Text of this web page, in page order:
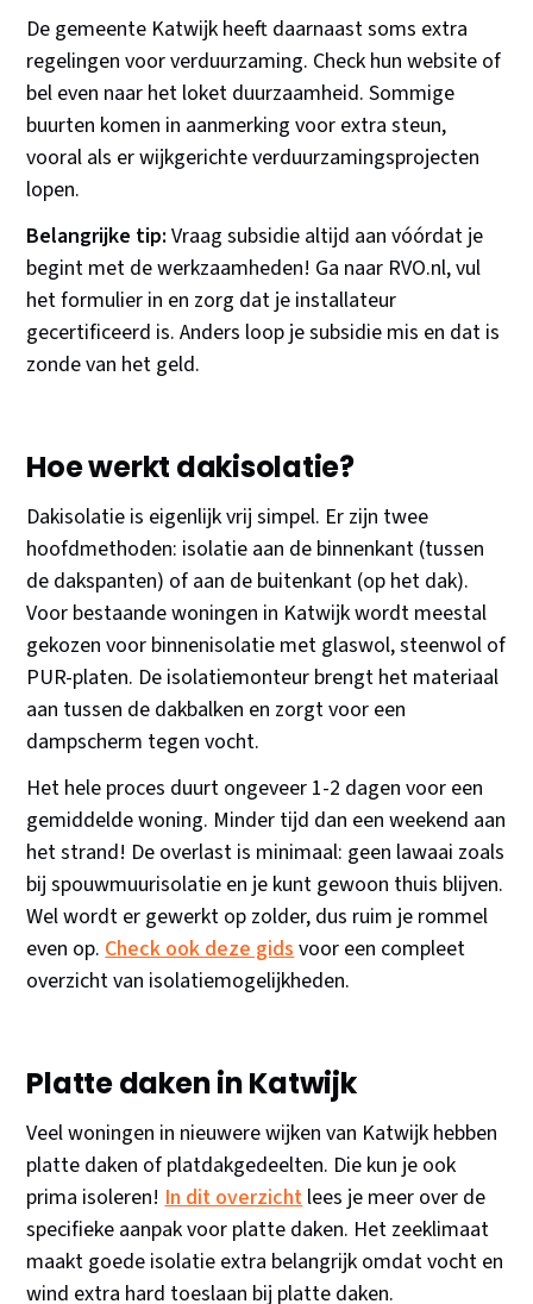
De gemeente Katwijk heeft daarnaast soms extra
regelingen voor verduurzaming. Check hun website of
bel even naar het loket duurzaamheid. Sommige
buurten komen in aanmerking voor extra steun,
vooral als er wijkgerichte verduurzamingsprojecten
lopen.
Belangrijke tip: Vraag subsidie altijd aan vóórdat je
begint met de werkzaamheden! Ga naar RVO.nl, vul
het formulier in en zorg dat je installateur
gecertificeerd is. Anders loop je subsidie mis en dat is
zonde van het geld.
Hoe werkt dakisolatie?
Dakisolatie is eigenlijk vrij simpel. Er zijn twee
hoofdmethoden: isolatie aan de binnenkant (tussen
de dakspanten) of aan de buitenkant (op het dak).
Voor bestaande woningen in Katwijk wordt meestal
gekozen voor binnenisolatie met glaswol, steenwol of
PUR-platen. De isolatiemonteur brengt het materiaal
aan tussen de dakbalken en zorgt voor een
dampscherm tegen vocht.
Het hele proces duurt ongeveer 1-2 dagen voor een
gemiddelde woning. Minder tijd dan een weekend aan
het strand! De overlast is minimaal: geen lawaai zoals
bij spouwmuurisolatie en je kunt gewoon thuis blijven.
Wel wordt er gewerkt op zolder, dus ruim je rommel
even op.Check ook deze gidsvoor een compleet
overzicht van isolatiemogelijkheden.
Platte daken in Katwijk
Veel woningen in nieuwere wijken van Katwijk hebben
platte daken of platdakgedeelten. Die kun je ook
prima isoleren!In dit overzichtlees je meer over de
specifieke aanpak voor platte daken. Het zeeklimaat
maakt goede isolatie extra belangrijk omdat vocht en
wind extra hard toeslaan bij platte daken.